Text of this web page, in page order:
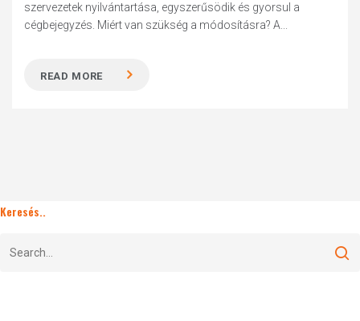
szervezetek nyilvántartása, egyszerűsödik és gyorsul a
cégbejegyzés. Miért van szükség a módosításra? A...
READ MORE
Keresés..